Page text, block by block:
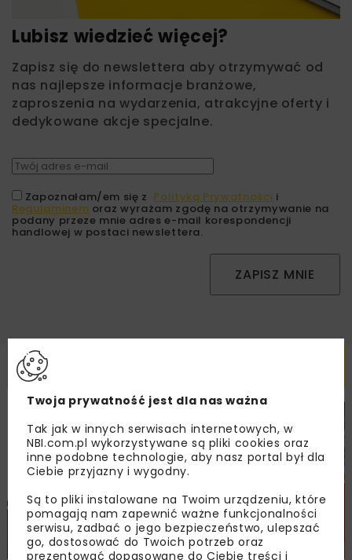
Lubisz wiedzieć więcej?
Zapisz się do newslettera aby otrzymywać od
nas najlepsze informacje branżowe,
zaproszenia na wydarzenia, atrakcyjne oferty i
dedykowane akcje specjalne.
Zapoznałam/em się z Polityką Prywatności i
Regulaminem oraz wyrażam zgodę na otrzymywanie na
podany przeze mnie adres e-mail korespondencji
handlowej w postaci newslettera.
ZAPISZ MNIE
Powiązane artykuły
DROGI MOSTY TUNELE ARCHIWUM NBI WYDARZENIA
Twoja prywatność jest dla nas ważna
Tak jak w innych serwisach internetowych, w
NBI.com.pl wykorzystywane są pliki cookies oraz
inne podobne technologie, aby nasz portal był dla
Ciebie przyjazny i wygodny.
Są to pliki instalowane na Twoim urządzeniu, które
pomagają nam zapewnić ważne funkcjonalności
serwisu, zadbać o jego bezpieczeństwo, ulepszać
go, dostosować do Twoich potrzeb oraz
prezentować dopasowane do Ciebie treści i